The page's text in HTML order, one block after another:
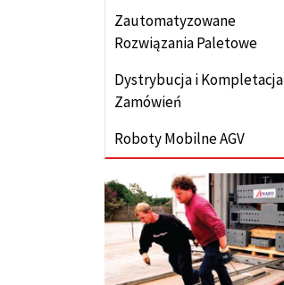
Zautomatyzowane
Rozwiązania Paletowe
Dystrybucja i Kompletacja
Zamówień
Roboty Mobilne AGV